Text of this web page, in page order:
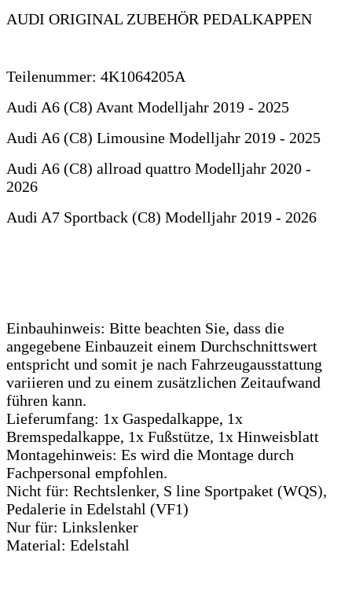
AUDI ORIGINAL ZUBEHÖR PEDALKAPPEN
Teilenummer: 4K1064205A
Audi A6 (C8) Avant Modelljahr 2019 - 2025
Audi A6 (C8) Limousine Modelljahr 2019 - 2025
Audi A6 (C8) allroad quattro Modelljahr 2020 -
2026
Audi A7 Sportback (C8) Modelljahr 2019 - 2026
Einbauhinweis: Bitte beachten Sie, dass die
angegebene Einbauzeit einem Durchschnittswert
entspricht und somit je nach Fahrzeugausstattung
variieren und zu einem zusätzlichen Zeitaufwand
führen kann.
Lieferumfang: 1x Gaspedalkappe, 1x
Bremspedalkappe, 1x Fußstütze, 1x Hinweisblatt
Montagehinweis: Es wird die Montage durch
Fachpersonal empfohlen.
Nicht für: Rechtslenker, S line Sportpaket (WQS),
Pedalerie in Edelstahl (VF1)
Nur für: Linkslenker
Material: Edelstahl